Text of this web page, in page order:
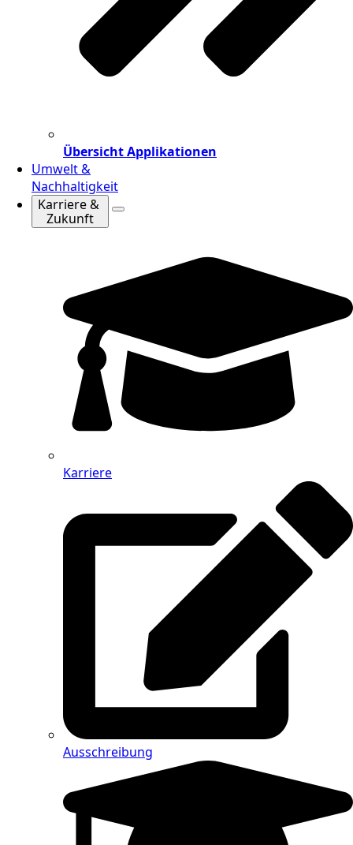
Übersicht Applikationen
Umwelt &
Nachhaltigkeit
Karriere &
Zukunft
Karriere
Ausschreibung